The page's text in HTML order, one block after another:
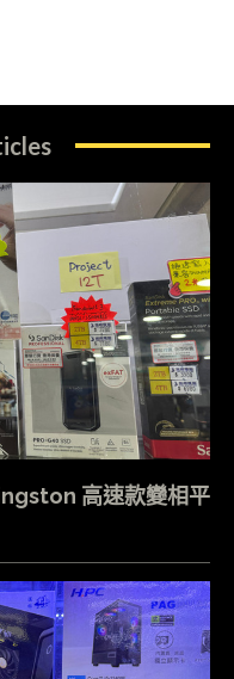
高速款變相平